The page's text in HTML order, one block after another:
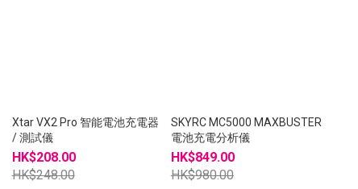
Xtar VX2 Pro 智能電池充電器
/ 測試儀
HK$208.00
HK$248.00
SKYRC MC5000 MAXBUSTER
電池充電分析儀
HK$849.00
HK$980.00